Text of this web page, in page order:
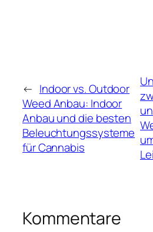
← Indoor vs. Outdoor
Weed Anbau: Indoor
Anbau und die besten
Beleuchtungssysteme
für Cannabis
Kommentare